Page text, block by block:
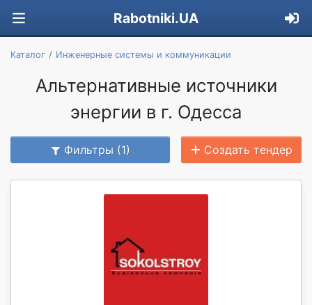
Rabotniki.UA
Каталог Инженерные системы и коммуникации
Альтернативные источники
энергии в г. Одесса
Фильтры (1) Создать тендер